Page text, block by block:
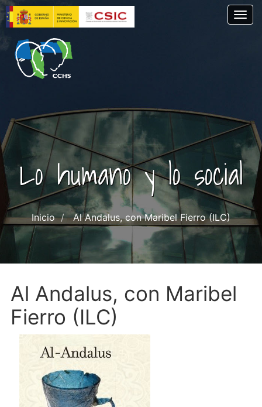
Skip
to
main
content
Lo humano y lo social
Inicio Al Andalus, con Maribel Fierro (ILC)
Al Andalus, con Maribel
Fierro (ILC)